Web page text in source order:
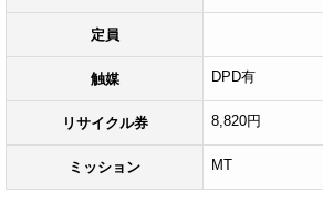
定員
触媒 DPD有
リサイクル券 8,820円
ミッション MT